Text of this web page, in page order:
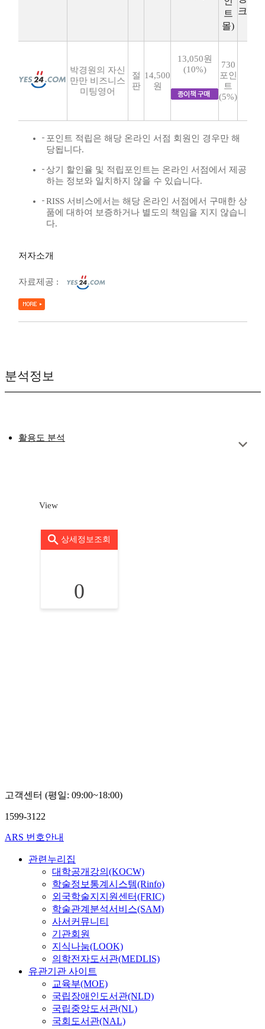
크
트
몰)
박경원의 자신
만만 비즈니스
미팅영어
절
판
14,500
원
13,050원
(10%)
730
포인
트
(5%)
포인트 적립은 해당 온라인 서점 회원인 경우만 해
당됩니다.
상기 할인율 및 적립포인트는 온라인 서점에서 제공
하는 정보와 일치하지 않을 수 있습니다.
RISS 서비스에서는 해당 온라인 서점에서 구매한 상
품에 대하여 보증하거나 별도의 책임을 지지 않습니
다.
저자소개
자료제공 :
분석정보
활용도 분석
View
상세정보조회
0
고객센터 (평일: 09:00~18:00)
1599-3122
ARS 번호안내
관련누리집
대학공개강의(KOCW)
학술정보통계시스템(Rinfo)
외국학술지지원센터(FRIC)
학술관계분석서비스(SAM)
사서커뮤니티
기관회원
지식나눔(LOOK)
의학전자도서관(MEDLIS)
유관기관 사이트
교육부(MOE)
국립장애인도서관(NLD)
국립중앙도서관(NL)
국회도서관(NAL)